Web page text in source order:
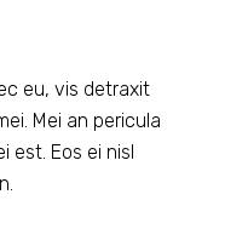
eu, vis detraxit
Mei an pericula
est. Eos ei nisl